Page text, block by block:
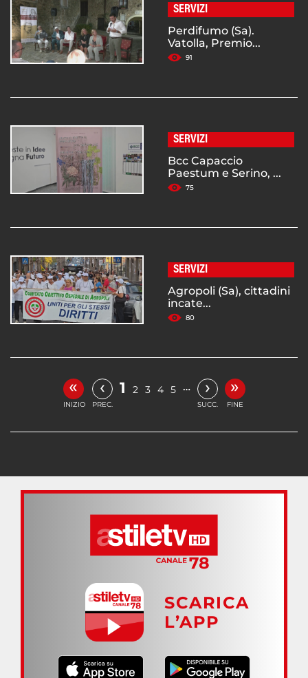
SERVIZI
Perdifumo (Sa).
Vatolla, Premio...
91
SERVIZI
Bcc Capaccio
Paestum e Serino, ...
75
SERVIZI
Agropoli (Sa), cittadini
incate...
80
«
INIZIO
‹
PREC.
1 2 3 4 5 … ›
SUCC.
»
FINE
SCARICA
L’APP